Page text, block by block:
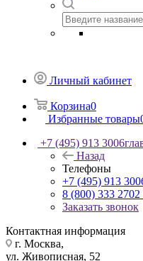
Личный кабинет
Корзина0
Избранные товары
+7 (495) 913 3006
Назад
Телефоны
+7 (495) 913
8 (800) 333 2702
Заказать звонок
Контактная информация
г. Москва,
ул. Живописная, 52